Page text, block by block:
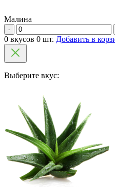
Малина
-
0 вкусов 0 шт. Добавить в
Выберите вкус: